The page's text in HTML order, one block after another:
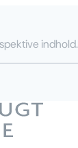
indhold.